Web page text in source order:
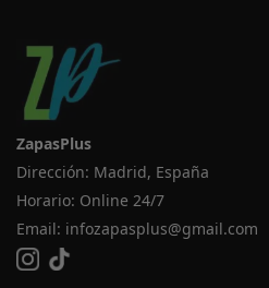
ZapasPlus
Dirección: Madrid, España
Horario: Online 24/7
Email: infozapasplus@gmail.com